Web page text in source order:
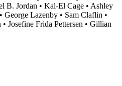
B. Jordan • Kal-El Cage • Ashley
George Lazenby • Sam Claflin •
• Josefine Frida Pettersen • Gillian